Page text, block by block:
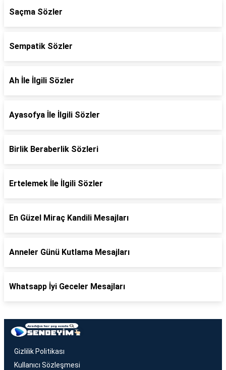
Saçma Sözler
Sempatik Sözler
Ah İle İlgili Sözler
Ayasofya İle İlgili Sözler
Birlik Beraberlik Sözleri
Ertelemek İle İlgili Sözler
En Güzel Miraç Kandili Mesajları
Anneler Günü Kutlama Mesajları
Whatsapp İyi Geceler Mesajları
Gizlilik Politikası
Kullanıcı Sözleşmesi